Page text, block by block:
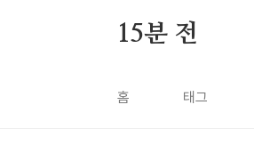
15분 전
홈 태그